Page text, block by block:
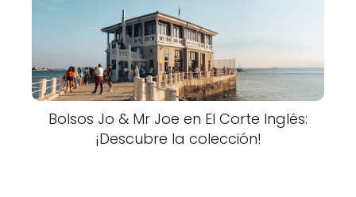
Bolsos Jo & Mr Joe en El Corte Inglés:
¡Descubre la colección!